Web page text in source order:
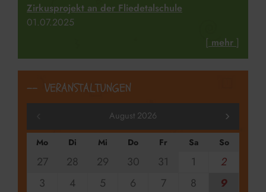
Zirkusprojekt an der Fliedetalschule
01.​07.​2025
[ mehr ]
VERANSTALTUNGEN
August 2026
Mo Di Mi Do Fr Sa So
27 28 29 30 31 1
2
3
4 5 6 7 8
9